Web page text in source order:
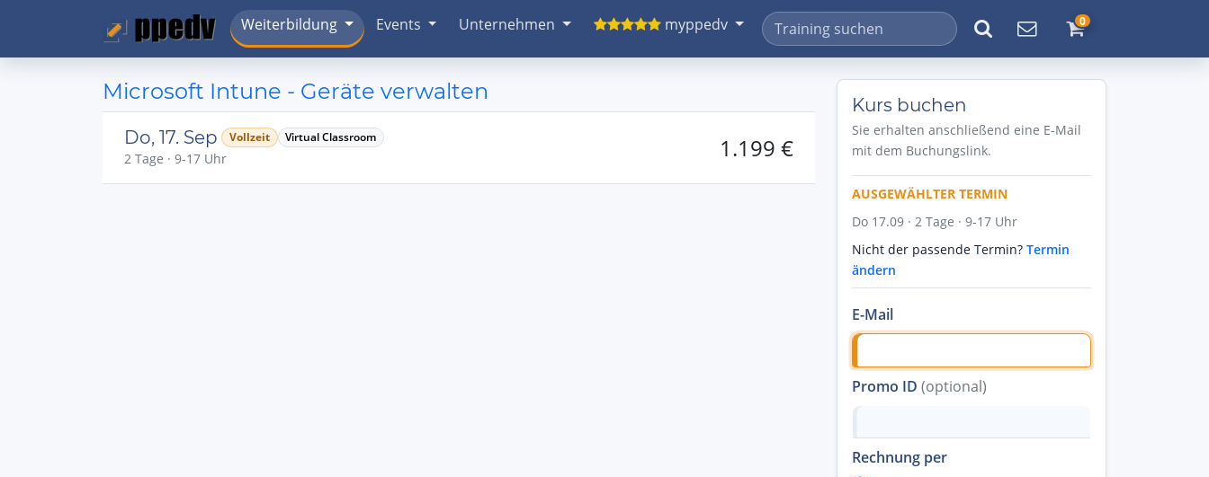
Weiterbildung Events Unternehmen myppedv 0
Microsoft Intune - Geräte verwalten
Do, 17. Sep Vollzeit Virtual Classroom
2 Tage · 9-17 Uhr 1.199 €
Kurs buchen
Sie erhalten anschließend eine E-Mail
mit dem Buchungslink.
AUSGEWÄHLTER TERMIN
Do 17.09 · 2 Tage · 9-17 Uhr
Nicht der passende Termin? Termin
ändern
E-Mail
Promo ID (optional)
Rechnung per